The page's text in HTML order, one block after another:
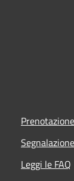
Leggi le FAQ